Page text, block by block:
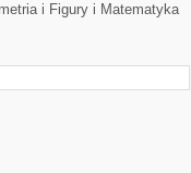
i Figury i Matematyka